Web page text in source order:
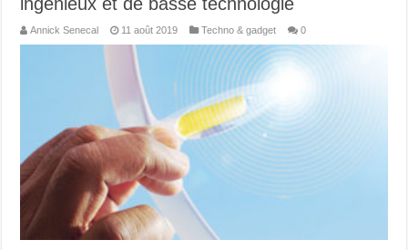
Annick Senecal 11 août 2019 Techno & gadget 0